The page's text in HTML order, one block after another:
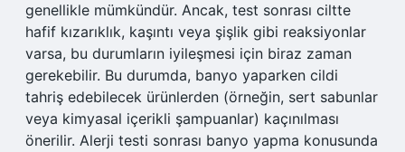
genellikle mümkündür. Ancak, test sonrası ciltte
hafif kızarıklık, kaşıntı veya şişlik gibi reaksiyonlar
varsa, bu durumların iyileşmesi için biraz zaman
gerekebilir. Bu durumda, banyo yaparken cildi
tahriş edebilecek ürünlerden (örneğin, sert sabunlar
veya kimyasal içerikli şampuanlar) kaçınılması
önerilir. Alerji testi sonrası banyo yapma konusunda